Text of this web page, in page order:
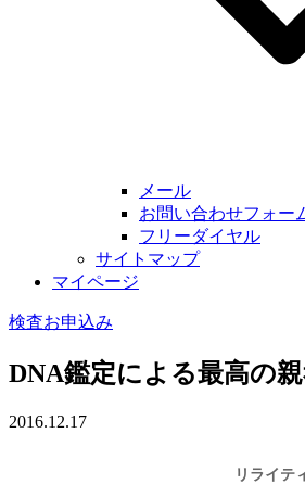
メール
お問い合わせフォー
フリーダイヤル
サイトマップ
マイページ
検査お申込み
DNA鑑定による最高の
2016.12.17
リライテ